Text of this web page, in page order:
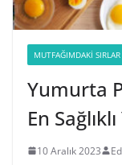
MUTFAĞIMDAKI SIRLAR
Yumurta
En
10 Aralık 2023